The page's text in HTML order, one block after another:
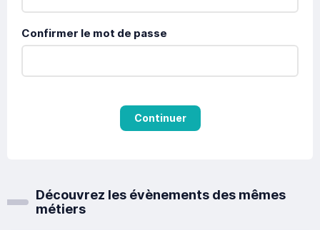
Confirmer le mot de passe
Continuer
Découvrez les évènements des mêmes
métiers